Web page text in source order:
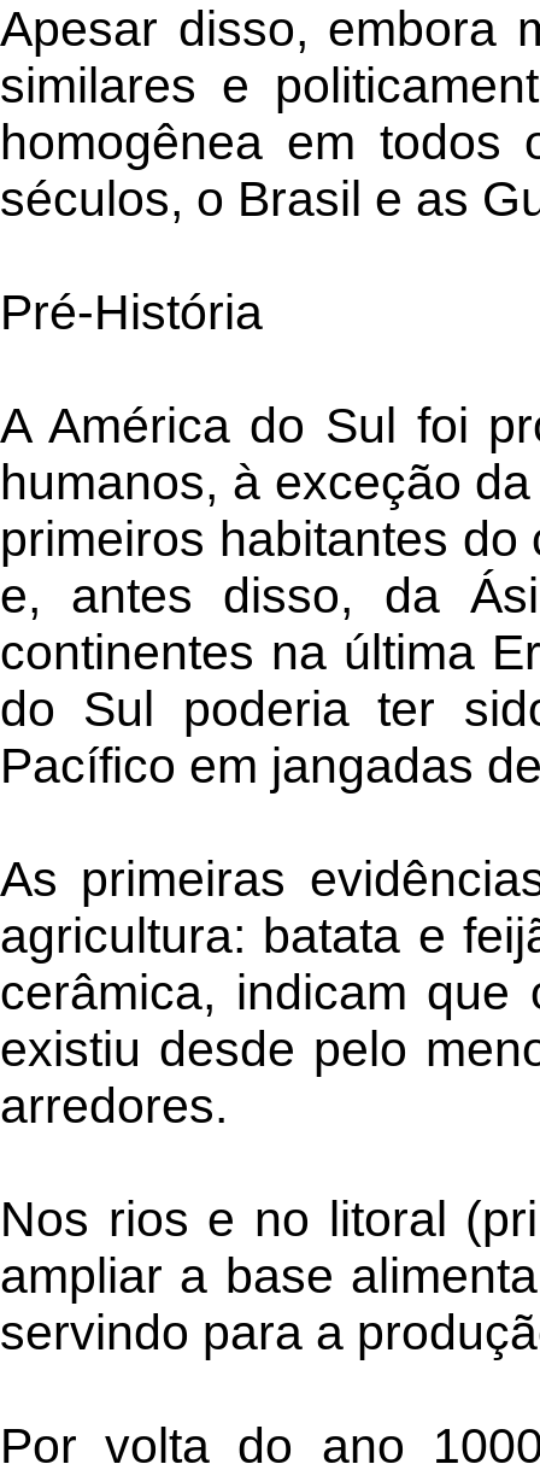
Apesar disso, embora
similares e
homogênea em
séculos, o Brasil e as
Pré-História
A América do Sul foi
humanos, à exceção
primeiros habitantes
e, antes disso, da
continentes na última
do Sul poderia ter
Pacífico em jangadas
As primeiras
agricultura: batata e
cerâmica, indicam
existiu desde pelo
arredores.
Nos rios e no litoral
ampliar a base
servindo para a
Por volta do ano